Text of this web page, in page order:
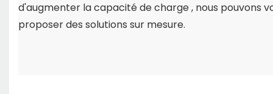
d'augmenter la capacité de charge, nous pouvons
proposer des solutions sur mesure.